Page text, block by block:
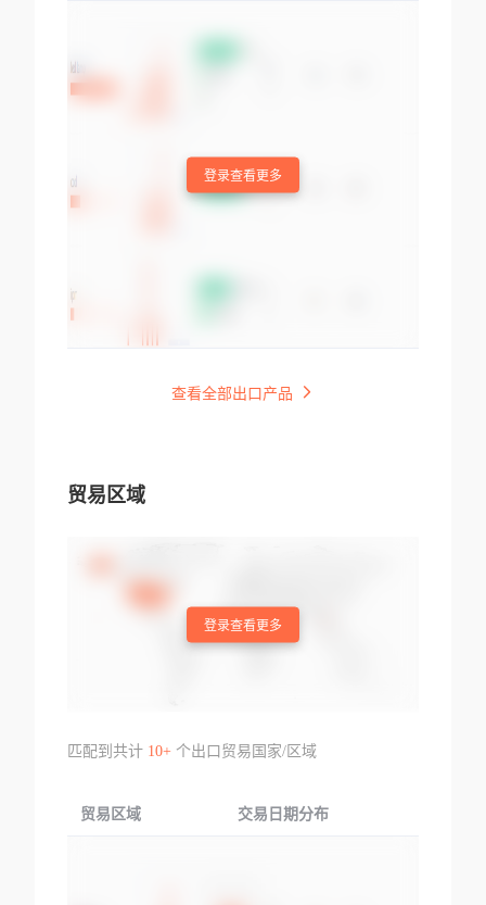
登录查看更多
查看全部出口产品
贸易区域
登录查看更多
匹配到共计 10+个出口贸易国家/区域
贸易区域 交易日期分布